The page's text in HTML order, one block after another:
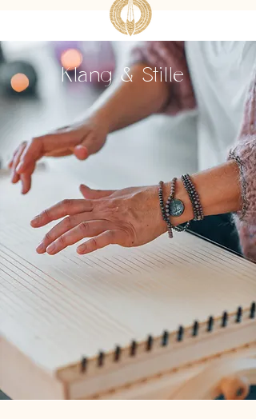
Klang & Stille